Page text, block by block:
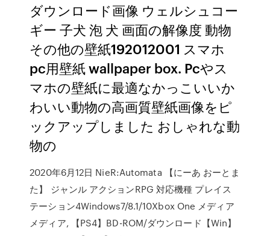
ダウンロード画像 ウェルシュコー
ギー 子犬 泡 犬 画面の解像度 動物
その他の壁紙192012001 スマホ
pc用壁紙 wallpaper box. Pcやス
マホの壁紙に最適なかっこいいか
わいい動物の高画質壁紙画像をピ
ックアップしました おしゃれな動
物の
2020年6月12日 NieR:Automata 【にーあ おーとま
た】 ジャンル アクションRPG 対応機種 プレイス
テーション4Windows7/8.1/10Xbox One メディア
メディア, 【PS4】BD-ROM/ダウンロード【Win】